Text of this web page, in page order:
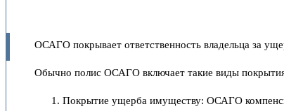
ОСАГО покрывает ответственность владельца за
Обычно полис ОСАГО включает такие виды
Покрытие ущерба имуществу: ОСАГО